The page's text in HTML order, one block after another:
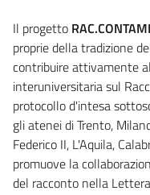
Il progetto RAC.CONTAMI
proprie della tradizione
contribuire attivamente
interuniversitaria sul
protocollo d'intesa
gli atenei di Trento,
Federico II, L'Aquila,
promuove la
del racconto nella